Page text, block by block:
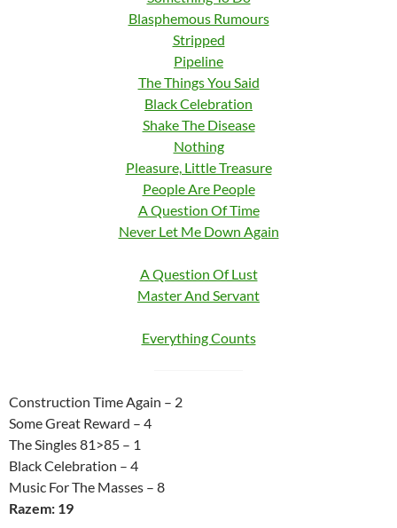
Blasphemous Rumours
Stripped
Pipeline
The Things You Said
Black Celebration
Shake The Disease
Nothing
Pleasure, Little Treasure
People Are People
A Question Of Time
Never Let Me Down Again
A Question Of Lust
Master And Servant
Everything Counts
Construction Time Again – 2
Some Great Reward – 4
The Singles 81>85 – 1
Black Celebration – 4
Music For The Masses – 8
Razem: 19